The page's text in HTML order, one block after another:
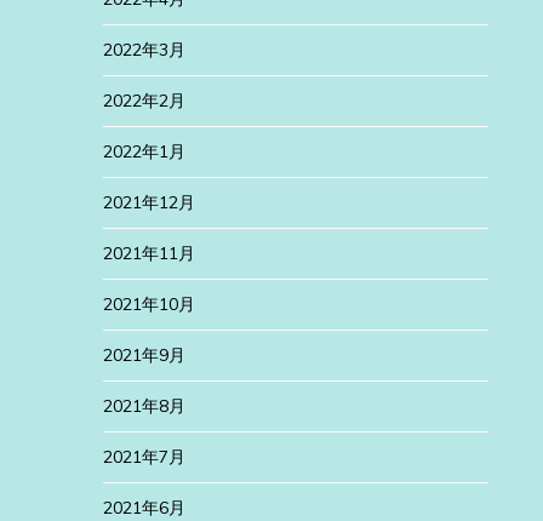
2022年3月
2022年2月
2022年1月
2021年12月
2021年11月
2021年10月
2021年9月
2021年8月
2021年7月
2021年6月